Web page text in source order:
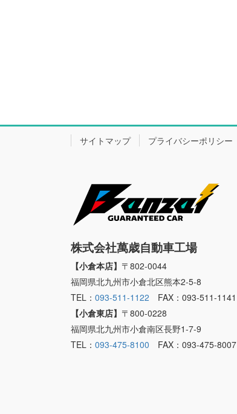
サイトマップ プライバシーポリシー
株式会社萬歳自動車工場
【小倉本店】 〒802-0044
福岡県北九州市小倉北区熊本2-5-8
TEL： 093-511-1122 FAX：093-511-1141
【小倉東店】 〒800-0228
福岡県北九州市小倉南区長野1-7-9
TEL： 093-475-8100 FAX：093-475-8007